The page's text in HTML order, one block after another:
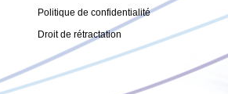
Politique de confidentialité
Droit de rétractation